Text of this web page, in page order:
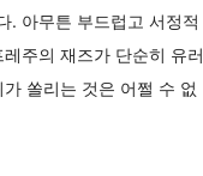
. 아무튼 부드럽고 서정적
주의 재즈가 단순히 유러
쏠리는 것은 어쩔 수 없